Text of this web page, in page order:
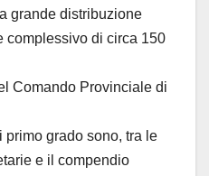
grande distribuzione
complessivo di circa 150
Comando Provinciale di
grado sono, tra le
e il compendio